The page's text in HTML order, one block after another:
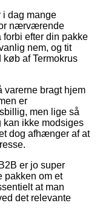
i dag mange
nærværende
forbi efter din pakke
nem, og tit
af Termokrus
varerne bragt hjem
er
men lige så
ikke modsiges
dog afhænger af at
er jo super
pakken om et
at man
det relevante